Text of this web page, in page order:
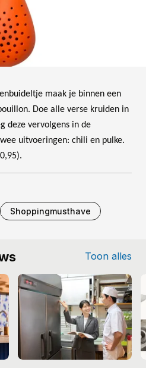
maak je binnen een
Doe alle verse kruiden in
deze vervolgens in de
uitvoeringen: chili en pulke.
Shoppingmusthave
Toon alles